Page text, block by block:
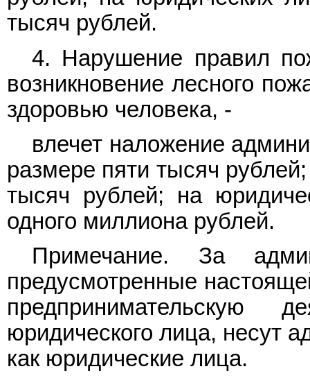
тысяч рублей.
4. Нарушение правил
возникновение лесного
здоровью человека, -
влечет наложение
размере пяти тысяч
тысяч рублей; на
одного миллиона рублей.
Примечание. За
предусмотренные
предпринимательскую
юридического лица, несут
как юридические лица.